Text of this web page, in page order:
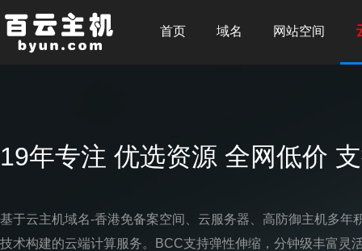
首页 域名 网站空间
19年专注 优选资源 全网低价
基于云主机域名-香港免备案空间、云服务器、高防御主机多年
技术构建的云端计算服务。BCC支持弹性伸缩，分钟级丰富灵